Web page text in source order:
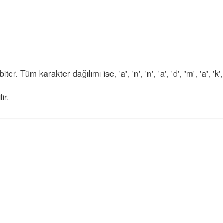
Tüm karakter dağılımı ise, 'a', 'n', 'n', 'a', 'd', 'm', 'a', 'k',